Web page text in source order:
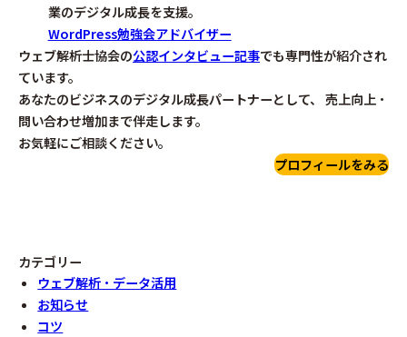
業のデジタル成長を支援。
WordPress勉強会アドバイザー
ウェブ解析士協会の公認インタビュー記事でも専門性が紹介され
ています。
あなたのビジネスのデジタル成長パートナーとして、 売上向上・
問い合わせ増加まで伴走します。
お気軽にご相談ください。
プロフィールをみる
カテゴリー
ウェブ解析・データ活用
お知らせ
コツ